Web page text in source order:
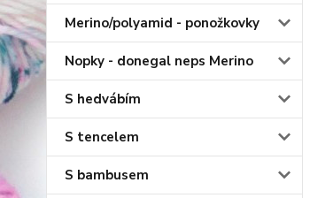
Merino/polyamid - ponožkovky
Nopky - donegal neps Merino
S hedvábím
S tencelem
S bambusem